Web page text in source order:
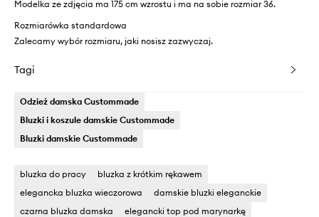
Modelka ze zdjęcia ma 175 cm wzrostu i ma na sobie rozmiar 36.
Rozmiarówka standardowa
Zalecamy wybór rozmiaru, jaki nosisz zazwyczaj.
Tagi
Odzież damska Custommade
Bluzki i koszule damskie Custommade
Bluzki damskie Custommade
bluzka do pracy
bluzka z krótkim rękawem
elegancka bluzka wieczorowa
damskie bluzki eleganckie
czarna bluzka damska
elegancki top pod marynarkę